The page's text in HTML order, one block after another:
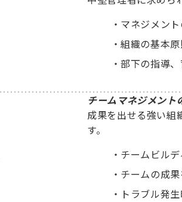
マネジメント
組織の基本原
部下の指導
チームマネジメント
成果を出せる強い組
す。
チームビル
チームの成
トラブル発